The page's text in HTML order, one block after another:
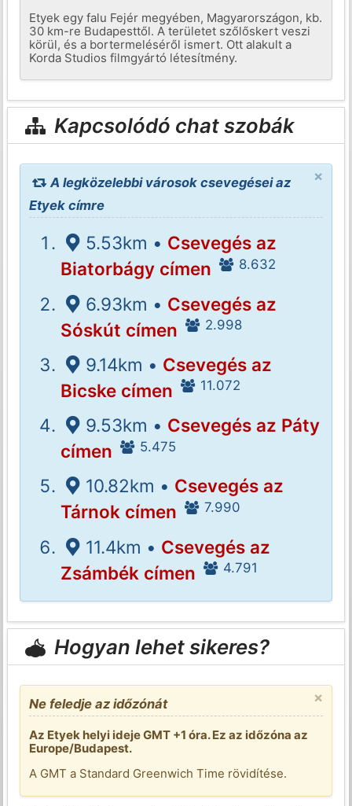
Etyek egy falu Fejér megyében, Magyarországon, kb.
30 km-re Budapesttől. A területet szőlőskert veszi
körül, és a bortermeléséről ismert. Ott alakult a
Korda Studios filmgyártó létesítmény.
Kapcsolódó chat szobák
×
A legközelebbi városok csevegései az
Etyek címre
5.53km • Csevegés az
Biatorbágy címen
8.632
6.93km • Csevegés az
Sóskút címen
2.998
9.14km • Csevegés az
Bicske címen
11.072
9.53km • Csevegés az Páty
címen
5.475
10.82km • Csevegés az
Tárnok címen
7.990
11.4km • Csevegés az
Zsámbék címen
4.791
Hogyan lehet sikeres?
×
Ne feledje az időzónát
Az Etyek helyi ideje GMT +1 óra. Ez az időzóna az
Europe/Budapest.
A GMT a Standard Greenwich Time rövidítése.